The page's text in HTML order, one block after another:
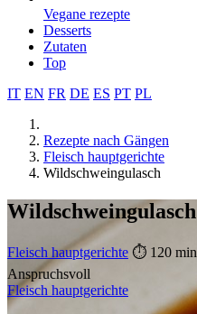
Vegane rezepte
Desserts
Zutaten
Top
IT EN FR DE ES PT PL
Rezepte nach Gängen
Fleisch hauptgerichte
Wildschweingulasch
Wildschweingulasch
Fleisch hauptgerichte ⏱ 120 min
Anspruchsvoll
Fleisch hauptgerichte